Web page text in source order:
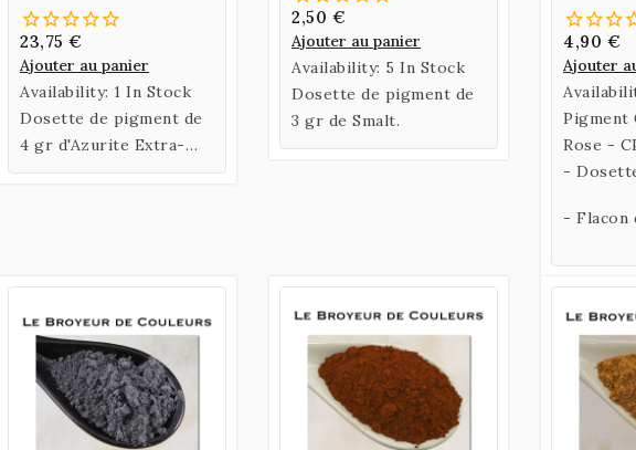
23,75 €
Ajouter au panier
Availability: 1 In Stock
Dosette de pigment de
4 gr d'Azurite Extra-
Fine 0-20 µ
2,50 €
Ajouter au panier
Availability: 5 In Stock
Dosette de pigment de
3 gr de Smalt.
4,90 €
Ajouter
Pigment
Rose -
-
- Flacon